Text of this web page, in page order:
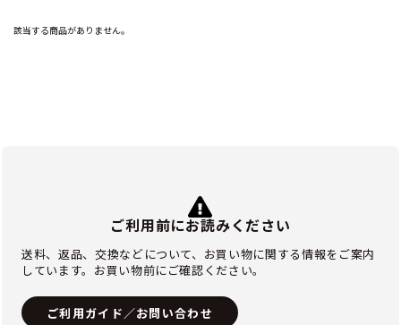
該当する商品がありません。
ご利用前にお読みください
送料、返品、交換などについて、お買い物に関する情報をご案内
しています。お買い物前にご確認ください。
ご利用ガイド／お問い合わせ